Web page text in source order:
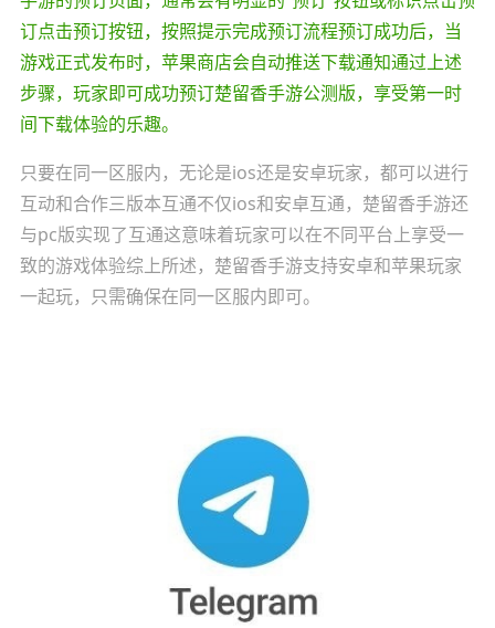
订点击预订按钮，按照提示完成预订流程预订成功后，当
游戏正式发布时，苹果商店会自动推送下载通知通过上述
步骤，玩家即可成功预订楚留香手游公测版，享受第一时
间下载体验的乐趣。
只要在同一区服内，无论是ios还是安卓玩家，都可以进行
互动和合作三版本互通不仅ios和安卓互通，楚留香手游还
与pc版实现了互通这意味着玩家可以在不同平台上享受一
致的游戏体验综上所述，楚留香手游支持安卓和苹果玩家
一起玩，只需确保在同一区服内即可。